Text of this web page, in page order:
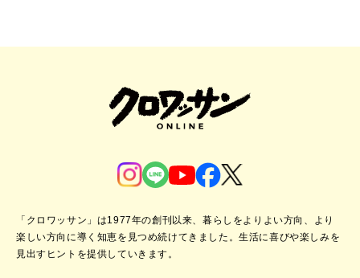
「クロワッサン」は1977年の創刊以来、暮らしをよりよい方向、より
楽しい方向に導く知恵を見つめ続けてきました。生活に喜びや楽しみを
見出すヒントを提供していきます。